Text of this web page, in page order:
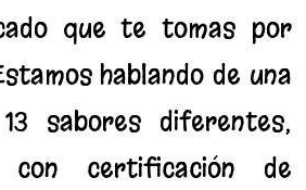
que te tomas por
hablando de una
sabores diferentes,
con certificación de